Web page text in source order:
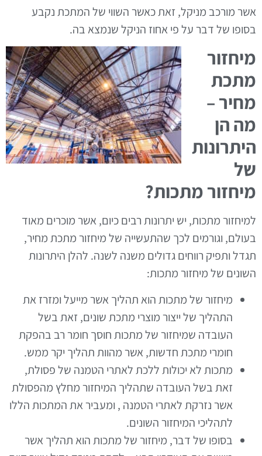
אשר מורכב מניקל, זאת כאשר השווי של המתכת נקבע
בסופו של דבר על פי אחוז הניקל שנמצא בה.
מיחזור
מתכת
מחיר–
מה הן
היתרונות
של
מיחזור מתכות?
למיחזור מתכות, יש יתרונות רבים כיום,אשר מוכרים מאוד
בעולם, וגורמים לכך שהתעשייה של מיחזור מתכת מחיר,
תגדל ותפיק רווחים גדולים משנה לשנה. להלן היתרונות
השונים של מיחזור מתכות:
מיחזור של מתכות הוא תהליך אשר מייעל ומזרז את
התהליך של ייצור מוצרי מתכת שונים, זאת בשל
העובדה שמיחזור של מתכות חוסך חומר רב בהפקת
חומרי מתכת חדשות,אשר מהוות תהליך יקר ממש.
מתכות לא יכולות ללכת לאתרי הטמנה של פסולת,
זאת בשל העובדה שתהליך המיחזור מחלץ מהפסולת
אשר נזרקת לאתרי הטמנה , ומעביר את המתכות הללו
לתהליכי המיחזור השונים.
בסופו של דבר, מיחזור של מתכות הוא תהליך אשר